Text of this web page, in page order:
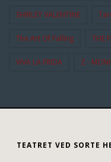
SHIRLEY VALENTINE
The Art Of Falling THE
VIVA LA FRIDA Z -
TEATRET VED SORTE